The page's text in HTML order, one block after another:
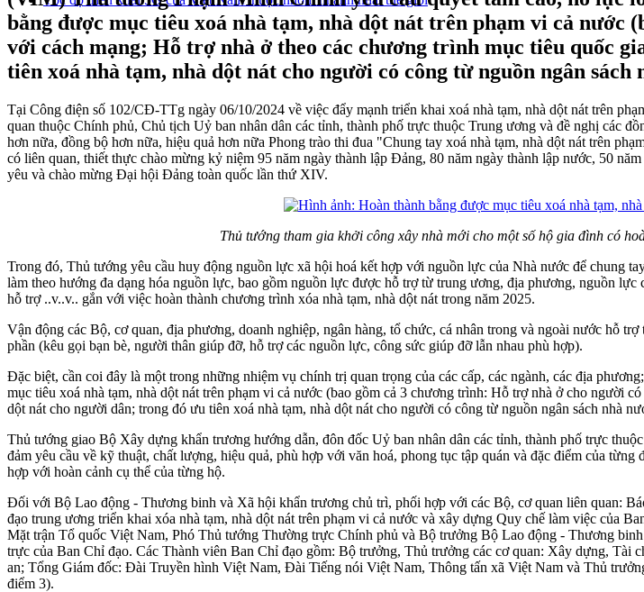
bằng được mục tiêu xoá nhà tạm, nhà dột nát trên phạm vi cả nước
với cách mạng; Hỗ trợ nhà ở theo các chương trình mục tiêu quốc
tiên xoá nhà tạm, nhà dột nát cho người có công từ nguồn ngân sách
Tại Công điện số 102/CĐ-TTg ngày 06/10/2024 về việc đẩy mạnh triển khai xoá nhà tạm, nhà dột nát trên
quan thuộc Chính phủ, Chủ tịch Uỷ ban nhân dân các tỉnh, thành phố trực thuộc Trung ương và đề nghị các
hơn nữa, đồng bộ hơn nữa, hiệu quả hơn nữa Phong trào thi đua "Chung tay xoá nhà tạm, nhà dột nát trên
có liên quan, thiết thực chào mừng kỷ niệm 95 năm ngày thành lập Đảng, 80 năm ngày thành lập nước, 50
yêu và chào mừng Đại hội Đảng toàn quốc lần thứ XIV.
Thủ tướng tham gia khởi công xây nhà mới cho một số hộ gia đình có
Trong đó, Thủ tướng yêu cầu huy động nguồn lực xã hội hoá kết hợp với nguồn lực của Nhà nước để chung
làm theo hướng đa dạng hóa nguồn lực, bao gồm nguồn lực được hỗ trợ từ trung ương, địa phương, nguồn
hỗ trợ ..v..v.. gắn với việc hoàn thành chương trình xóa nhà tạm, nhà dột nát trong năm 2025.
Vận động các Bộ, cơ quan, địa phương, doanh nghiệp, ngân hàng, tổ chức, cá nhân trong và ngoài nước hỗ
phần (kêu gọi bạn bè, người thân giúp đỡ, hỗ trợ các nguồn lực, công sức giúp đỡ lẫn nhau phù hợp).
Đặc biệt, cần coi đây là một trong những nhiệm vụ chính trị quan trọng của các cấp, các ngành, các địa
mục tiêu xoá nhà tạm, nhà dột nát trên phạm vi cả nước (bao gồm cả 3 chương trình: Hỗ trợ nhà ở cho người
dột nát cho người dân; trong đó ưu tiên xoá nhà tạm, nhà dột nát cho người có công từ nguồn ngân sách nhà
Thủ tướng giao Bộ Xây dựng khẩn trương hướng dẫn, đôn đốc Uỷ ban nhân dân các tỉnh, thành phố trực
đảm yêu cầu về kỹ thuật, chất lượng, hiệu quả, phù hợp với văn hoá, phong tục tập quán và đặc điểm của
hợp với hoàn cảnh cụ thể của từng hộ.
Đối với Bộ Lao động - Thương binh và Xã hội khẩn trương chủ trì, phối hợp với các Bộ, cơ quan liên quan:
đạo trung ương triển khai xóa nhà tạm, nhà dột nát trên phạm vi cả nước và xây dựng Quy chế làm việc của
Mặt trận Tổ quốc Việt Nam, Phó Thủ tướng Thường trực Chính phủ và Bộ trưởng Bộ Lao động - Thương
trực của Ban Chỉ đạo. Các Thành viên Ban Chỉ đạo gồm: Bộ trưởng, Thủ trưởng các cơ quan: Xây dựng,
an; Tổng Giám đốc: Đài Truyền hình Việt Nam, Đài Tiếng nói Việt Nam, Thông tấn xã Việt Nam và Thủ
điểm 3).